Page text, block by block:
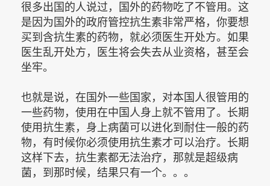
很多出国的人说过，国外的药物吃了不管用。这
是因为国外的政府管控抗生素非常严格，你要想
买到含抗生素的药物，就必须医生开处方。如果
医生乱开处方，医生将会失去从业资格，甚至会
坐牢。
也就是说，在国外一些国家，对本国人很管用的
一些药物，使用在中国人身上就不管用了。长期
使用抗生素，身上病菌可以进化到耐住一般的药
物，有时候你必须使用抗生素才可以治疗。长期
这样下去，抗生素都无法治疗，那就是超级病
菌，到那时候，结果只有一个。。。